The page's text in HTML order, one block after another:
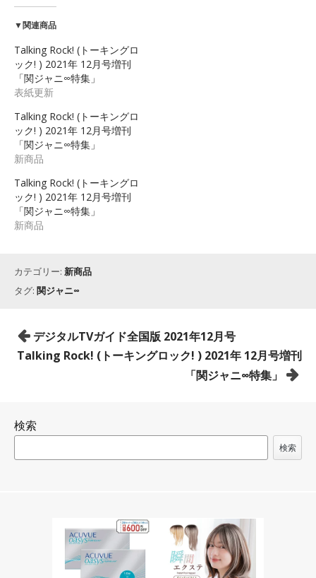
▼関連商品
Talking Rock! (トーキングロ
ック! ) 2021年 12月号増刊
「関ジャニ∞特集」
表紙更新
Talking Rock! (トーキングロ
ック! ) 2021年 12月号増刊
「関ジャニ∞特集」
新商品
Talking Rock! (トーキングロ
ック! ) 2021年 12月号増刊
「関ジャニ∞特集」
新商品
カテゴリー: 新商品
タグ: 関ジャニ∞
投
稿
ー
デジタルTVガイド全国版 2021年12月号
Talking Rock! (トーキングロック! ) 2021年 12月号増刊
「関ジャニ∞特集」
検索
検索